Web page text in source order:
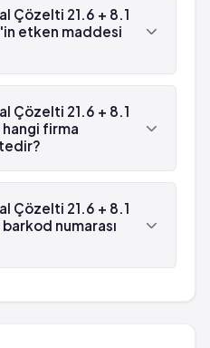
bağlı şişkinlik
reçetelidir.
Çözelti 21.6 + 8.1
etken maddesi
21.6 + 8.1 g/ 45ml
Dibazik sodyum
Çözelti 21.6 + 8.1
firma
21.6 + 8.1 g/ 45ml
Çözelti 21.6 + 8.1
numarası